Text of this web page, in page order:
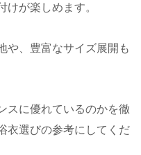
けが楽しめます。
や、豊富なサイズ展開も
スに優れているのかを徹
衣選びの参考にしてくだ